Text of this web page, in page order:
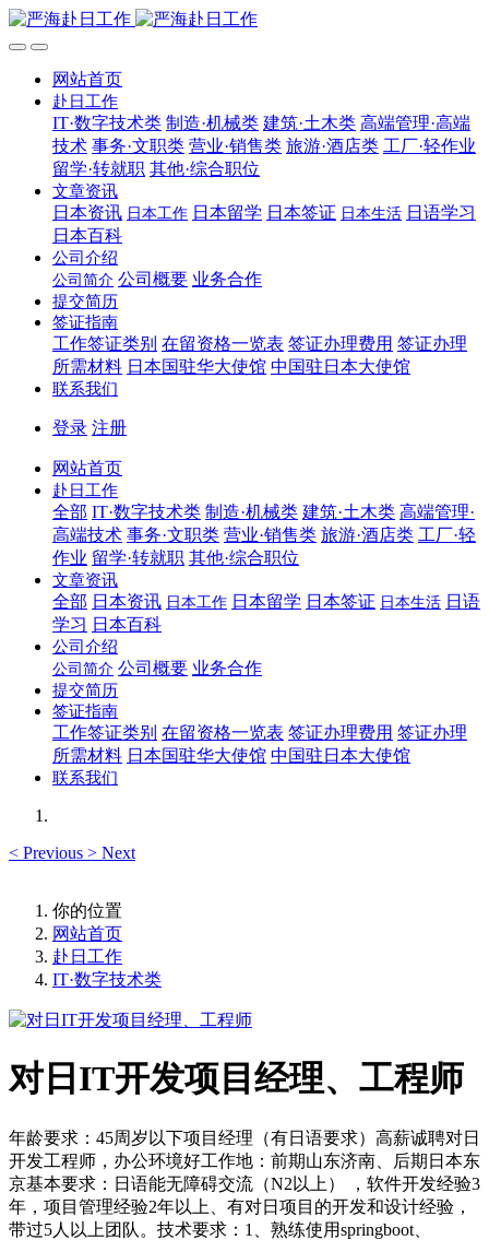
网站首页
赴日工作
IT·数字技术类 制造·机械类 建筑·土木类 高端管理·高端
技术 事务·文职类 营业·销售类 旅游·酒店类 工厂·轻作业
留学·转就职 其他·综合职位
文章资讯
日本资讯 日本工作 日本留学 日本签证 日本生活 日语学习
日本百科
公司介绍
公司简介 公司概要 业务合作
提交简历
签证指南
工作签证类别 在留资格一览表 签证办理费用 签证办理
所需材料 日本国驻华大使馆 中国驻日本大使馆
联系我们
登录 注册
网站首页
赴日工作
全部 IT·数字技术类 制造·机械类 建筑·土木类 高端管理·
高端技术 事务·文职类 营业·销售类 旅游·酒店类 工厂·轻
作业 留学·转就职 其他·综合职位
文章资讯
全部 日本资讯 日本工作 日本留学 日本签证 日本生活 日语
学习 日本百科
公司介绍
公司简介 公司概要 业务合作
提交简历
签证指南
工作签证类别 在留资格一览表 签证办理费用 签证办理
所需材料 日本国驻华大使馆 中国驻日本大使馆
联系我们
< Previous > Next
你的位置
网站首页
赴日工作
IT·数字技术类
对日IT开发项目经理、工程师
年龄要求：45周岁以下项目经理（有日语要求）高薪诚聘对日
开发工程师，办公环境好工作地：前期山东济南、后期日本东
京基本要求：日语能无障碍交流（N2以上） ，软件开发经验3
年，项目管理经验2年以上、有对日项目的开发和设计经验，
带过5人以上团队。技术要求：1、熟练使用springboot、